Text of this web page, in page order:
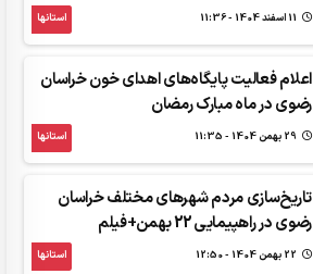
استانها
اعلام فعالیت پایگاه‌های اهدای خون خراسان
رضوی در ماه مبارک رمضان
استانها
تاریخ‌سازی مردم شهرهای مختلف خراسان
رضوی در راهپیمایی 22 بهمن+فیلم
استانها